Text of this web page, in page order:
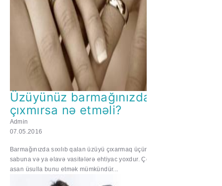
Üzüyünüz barmağınızdan
çıxmırsa nə etməli?
Admin
07.05.2016
Barmağınızda sıxılıb qalan üzüyü çıxarmaq üçün
sabuna və ya əlavə vasitələrə ehtiyac yoxdur. Çox
asan üsulla bunu etmək mümkündür...